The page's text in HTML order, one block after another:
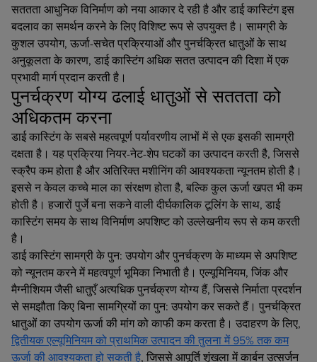
सततता आधुनिक विनिर्माण को नया आकार दे रही है और डाई कास्टिंग इस
बदलाव का समर्थन करने के लिए विशिष्ट रूप से उपयुक्त है। सामग्री के
कुशल उपयोग, ऊर्जा-सचेत प्रक्रियाओं और पुनर्चक्रित धातुओं के साथ
अनुकूलता के कारण, डाई कास्टिंग अधिक सतत उत्पादन की दिशा में एक
प्रभावी मार्ग प्रदान करती है।
पुनर्चक्रण योग्य ढलाई धातुओं से सततता को
अधिकतम करना
डाई कास्टिंग के सबसे महत्वपूर्ण पर्यावरणीय लाभों में से एक इसकी सामग्री
दक्षता है। यह प्रक्रिया नियर-नेट-शेप घटकों का उत्पादन करती है, जिससे
स्क्रैप कम होता है और अतिरिक्त मशीनिंग की आवश्यकता न्यूनतम होती है।
इससे न केवल कच्चे माल का संरक्षण होता है, बल्कि कुल ऊर्जा खपत भी कम
होती है। हजारों पुर्जे बना सकने वाली दीर्घकालिक टूलिंग के साथ, डाई
कास्टिंग समय के साथ विनिर्माण अपशिष्ट को उल्लेखनीय रूप से कम करती
है।
डाई कास्टिंग सामग्री के पुन: उपयोग और पुनर्चक्रण के माध्यम से अपशिष्ट
को न्यूनतम करने में महत्वपूर्ण भूमिका निभाती है। एल्यूमिनियम, जिंक और
मैग्नीशियम जैसी धातुएँ अत्यधिक पुनर्चक्रण योग्य हैं, जिससे निर्माता प्रदर्शन
से समझौता किए बिना सामग्रियों का पुन: उपयोग कर सकते हैं। पुनर्चक्रित
धातुओं का उपयोग ऊर्जा की मांग को काफी कम करता है। उदाहरण के लिए,
द्वितीयक एल्यूमिनियम को प्राथमिक उत्पादन की तुलना में 95% तक कम
ऊर्जा की आवश्यकता हो सकती है, जिससे आपूर्ति शृंखला में कार्बन उत्सर्जन